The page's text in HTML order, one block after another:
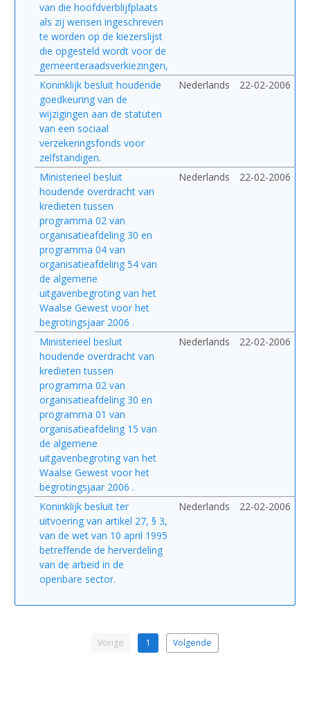
van die hoofdverblijfplaats
als zij wensen ingeschreven
te worden op de kiezerslijst
die opgesteld wordt voor de
gemeenteraadsverkiezingen,
Koninklijk besluit houdende
goedkeuring van de
wijzigingen aan de statuten
van een sociaal
verzekeringsfonds voor
zelfstandigen.
Nederlands 22-02-2006
Ministerieel besluit
houdende overdracht van
kredieten tussen
programma 02 van
organisatieafdeling 30 en
programma 04 van
organisatieafdeling 54 van
de algemene
uitgavenbegroting van het
Waalse Gewest voor het
begrotingsjaar 2006 .
Nederlands 22-02-2006
Ministerieel besluit
houdende overdracht van
kredieten tussen
programma 02 van
organisatieafdeling 30 en
programma 01 van
organisatieafdeling 15 van
de algemene
uitgavenbegroting van het
Waalse Gewest voor het
begrotingsjaar 2006 .
Nederlands 22-02-2006
Koninklijk besluit ter
uitvoering van artikel 27, § 3,
van de wet van 10 april 1995
betreffende de herverdeling
van de arbeid in de
openbare sector.
Nederlands 22-02-2006
Vorige 1 Volgende